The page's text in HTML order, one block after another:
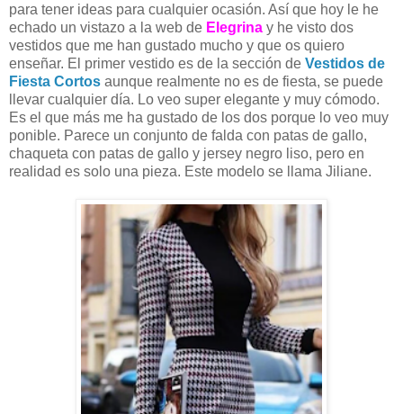
para tener ideas para cualquier ocasión. Así que hoy le he
echado un vistazo a la web de Elegrina y he visto dos
vestidos que me han gustado mucho y que os quiero
enseñar. El primer vestido es de la sección de Vestidos de
Fiesta Cortos aunque realmente no es de fiesta, se puede
llevar cualquier día. Lo veo super elegante y muy cómodo.
Es el que más me ha gustado de los dos porque lo veo muy
ponible. Parece un conjunto de falda con patas de gallo,
chaqueta con patas de gallo y jersey negro liso, pero en
realidad es solo una pieza. Este modelo se llama Jiliane.